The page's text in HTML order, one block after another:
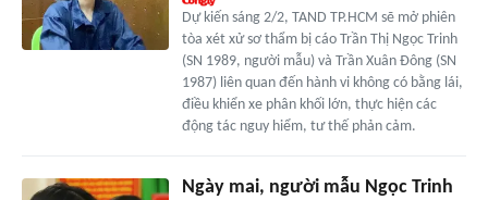
Dự kiến sáng 2/2, TAND TP.HCM sẽ mở phiên
tòa xét xử sơ thẩm bị cáo Trần Thị Ngọc Trinh
(SN 1989, người mẫu) và Trần Xuân Đông (SN
1987) liên quan đến hành vi không có bằng lái,
điều khiển xe phân khối lớn, thực hiện các
động tác nguy hiểm, tư thế phản cảm.
Ngày mai, người mẫu Ngọc Trinh